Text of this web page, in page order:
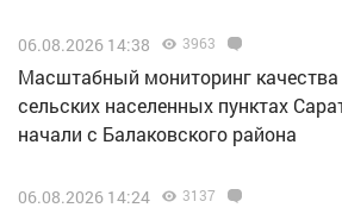
06.08.2026 14:38 3963
Масштабный мониторинг
сельских населенных пунктах
начали с Балаковского района
06.08.2026 14:24 3137